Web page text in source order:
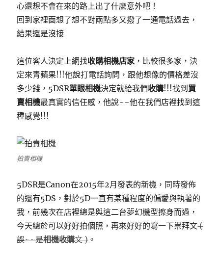
心還想不會在來的路上出了什麼意外吧！
回到家裡面想了想不對兩點多又撥了一通電話過去，
結果還是沒接
這位客人決定上網找收購相機店家 ，比較很多家，決
定來青蘋果!!!他說打電話詢問，跟他想像的價格差沒
多少錢，5DSR單眼相機決定就給我們收購!!!找到買
賣相機最真實的信任感，他說~~他在我們店裡找到這
種感覺!!!
拍賣相機
5DSR是Canon在2015年2月發表的新機，同時發佈
的還有5DS，對於5D一直有某種程度的偏愛與執著的
我，前幾次在店裡總是與這二台夢幻機型擦身而過，
今天總於可以好好拍個照，再來好好的寫一下祟拜文(
誤~~是相機收購文 )。